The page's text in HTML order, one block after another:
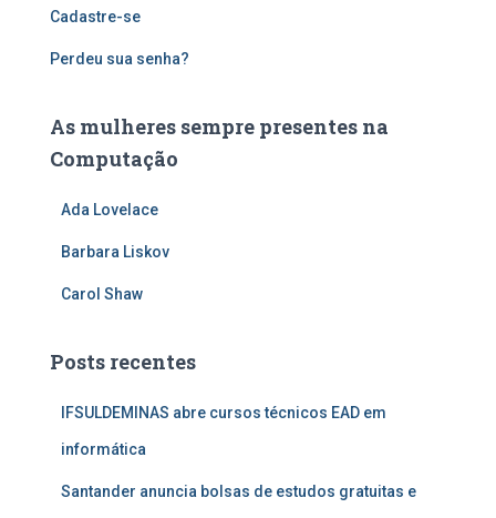
Cadastre-se
Perdeu sua senha?
As mulheres sempre presentes na
Computação
Ada Lovelace
Barbara Liskov
Carol Shaw
Posts recentes
IFSULDEMINAS abre cursos técnicos EAD em
informática
Santander anuncia bolsas de estudos gratuitas e